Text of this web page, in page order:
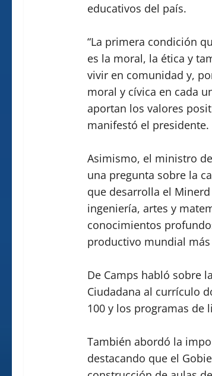
educativos del país.
“La primera condición
es la moral, la ética y
vivir en comunidad y,
moral y cívica en cada
aportan los valores
manifestó el presidente.
Asimismo, el ministro
una pregunta sobre la
que desarrolla el
ingeniería, artes y
conocimientos
productivo mundial
De Camps habló sobre
Ciudadana al currículo
100 y los programas de
También abordó la
destacando que el